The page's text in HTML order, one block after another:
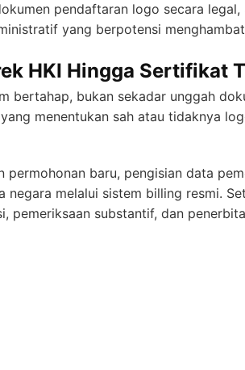
pendaftaran logo secara
yang berpotensi
HKI Hingga Sertifikat
bertahap, bukan sekadar unggah
menentukan sah atau tidaknya
baru, pengisian data
melalui sistem billing resmi.
pemeriksaan substantif, dan